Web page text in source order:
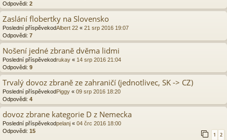
Odpovědi: 2
Zaslání flobertky na Slovensko
Poslední příspěvekodAlbert 22 « 21 srp 2016 19:07
Odpovědi: 7
Nošení jedné zbraně dvěma lidmi
Poslední příspěvekodrukay « 14 srp 2016 21:04
Odpovědi: 9
Trvalý dovoz zbraně ze zahraničí (jednotlivec, SK -> CZ)
Poslední příspěvekod Piggy « 09 srp 2016 18:20
Odpovědi: 4
dovoz zbrane kategorie D z Nemecka
Poslední příspěvekodpelanj « 04 črc 2016 18:00
Odpovědi: 15
1 2